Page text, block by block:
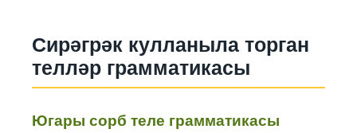
Сирәгрәк кулланыла торган
телләр грамматикасы
Югары сорб теле грамматикасы